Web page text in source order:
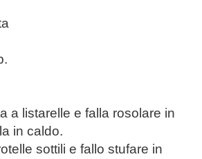
a listarelle e falla rosolare in
in caldo.
sottili e fallo stufare in